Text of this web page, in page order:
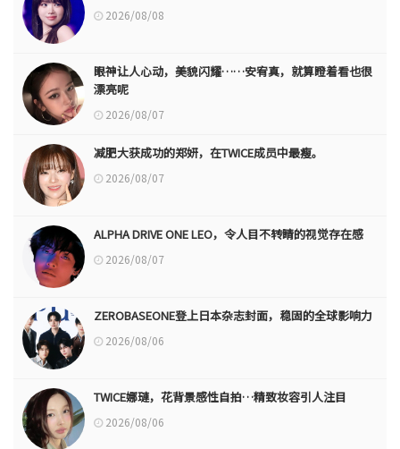
2026/08/08
眼神让人心动，美貌闪耀……安宥真，就算瞪着看也很
漂亮呢
2026/08/07
减肥大获成功的郑妍，在TWICE成员中最瘦。
2026/08/07
ALPHA DRIVE ONE LEO，令人目不转睛的视觉存在感
2026/08/07
ZEROBASEONE登上日本杂志封面，稳固的全球影响力
2026/08/06
TWICE娜璉，花背景感性自拍…精致妆容引人注目
2026/08/06